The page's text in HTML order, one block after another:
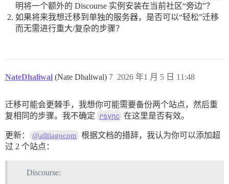
明将一个额外的 Discourse 实例安装在当前社区“旁边”？
如果将来我想迁移到单独的服务器，是否可以“轻松”迁移
而无需进行重大/复杂的步骤？
NateDhaliwal (Nate Dhaliwal) 2026 年1 月 5 日 11:48
7
迁移可能会更棘手，我想你可能需要备份两个站点，然后重
复相同的步骤。我不确定 rsync 在这里是否有效。
更新： @alltiagocom
根据文档的措辞，我认为你可以添加超
过 2 个站点：
Discourse: